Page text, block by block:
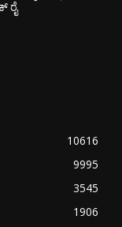
ರೈ
10616
9995
3545
1906